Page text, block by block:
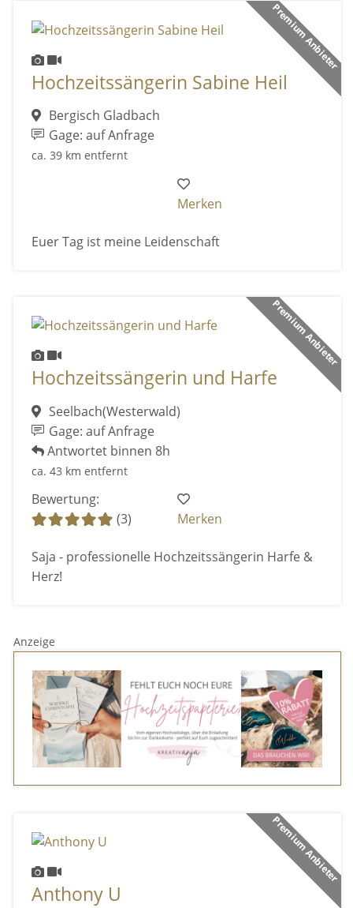
Premium Anbieter
Hochzeitssängerin Sabine Heil
Bergisch Gladbach
Gage: auf Anfrage
ca. 39 km entfernt
Merken
Euer Tag ist meine Leidenschaft
Premium Anbieter
Hochzeitssängerin und Harfe
Seelbach(Westerwald)
Gage: auf Anfrage
Antwortet binnen 8h
ca. 43 km entfernt
Bewertung:
(3)
Merken
Saja - professionelle Hochzeitssängerin Harfe &
Herz!
Anzeige
Premium Anbieter
Anthony U